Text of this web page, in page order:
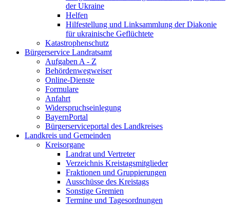
der Ukraine
Helfen
Hilfestellung und Linksammlung der Diakonie
für ukrainische Geflüchtete
Katastrophenschutz
Bürgerservice Landratsamt
Aufgaben A - Z
Behördenwegweiser
Online-Dienste
Formulare
Anfahrt
Widerspruchseinlegung
BayernPortal
Bürgerserviceportal des Landkreises
Landkreis und Gemeinden
Kreisorgane
Landrat und Vertreter
Verzeichnis Kreistagsmitglieder
Fraktionen und Gruppierungen
Ausschüsse des Kreistags
Sonstige Gremien
Termine und Tagesordnungen